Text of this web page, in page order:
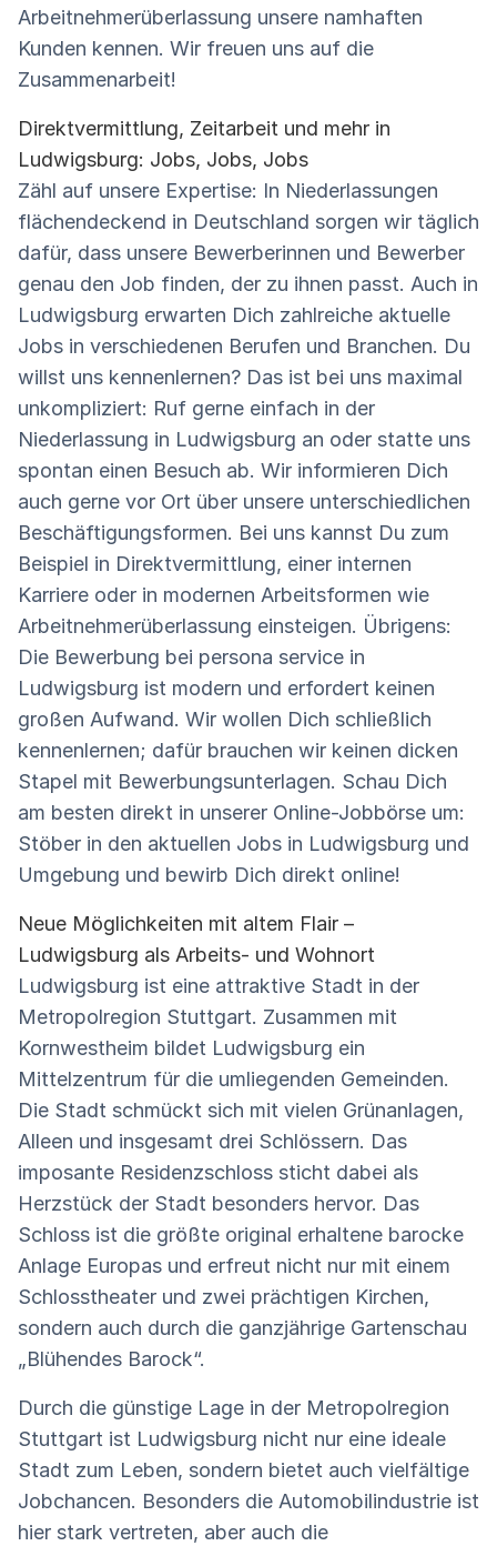
Arbeitnehmerüberlassung unsere namhaften
Kunden kennen. Wir freuen uns auf die
Zusammenarbeit!
Direktvermittlung, Zeitarbeit und mehr in
Ludwigsburg: Jobs, Jobs, Jobs
Zähl auf unsere Expertise: In Niederlassungen
flächendeckend in Deutschland sorgen wir täglich
dafür, dass unsere Bewerberinnen und Bewerber
genau den Job finden, der zu ihnen passt. Auch in
Ludwigsburg erwarten Dich zahlreiche aktuelle
Jobs in verschiedenen Berufen und Branchen. Du
willst uns kennenlernen? Das ist bei uns maximal
unkompliziert: Ruf gerne einfach in der
Niederlassung in Ludwigsburg an oder statte uns
spontan einen Besuch ab. Wir informieren Dich
auch gerne vor Ort über unsere unterschiedlichen
Beschäftigungsformen. Bei uns kannst Du zum
Beispiel in Direktvermittlung, einer internen
Karriere oder in modernen Arbeitsformen wie
Arbeitnehmerüberlassung einsteigen. Übrigens:
Die Bewerbung bei persona service in
Ludwigsburg ist modern und erfordert keinen
großen Aufwand. Wir wollen Dich schließlich
kennenlernen; dafür brauchen wir keinen dicken
Stapel mit Bewerbungsunterlagen. Schau Dich
am besten direkt in unserer Online-Jobbörse um:
Stöber in den aktuellen Jobs in Ludwigsburg und
Umgebung und bewirb Dich direkt online!
Neue Möglichkeiten mit altem Flair –
Ludwigsburg als Arbeits- und Wohnort
Ludwigsburg ist eine attraktive Stadt in der
Metropolregion Stuttgart. Zusammen mit
Kornwestheim bildet Ludwigsburg ein
Mittelzentrum für die umliegenden Gemeinden.
Die Stadt schmückt sich mit vielen Grünanlagen,
Alleen und insgesamt drei Schlössern. Das
imposante Residenzschloss sticht dabei als
Herzstück der Stadt besonders hervor. Das
Schloss ist die größte original erhaltene barocke
Anlage Europas und erfreut nicht nur mit einem
Schlosstheater und zwei prächtigen Kirchen,
sondern auch durch die ganzjährige Gartenschau
„Blühendes Barock“.
Durch die günstige Lage in der Metropolregion
Stuttgart ist Ludwigsburg nicht nur eine ideale
Stadt zum Leben, sondern bietet auch vielfältige
Jobchancen. Besonders die Automobilindustrie ist
hier stark vertreten, aber auch die